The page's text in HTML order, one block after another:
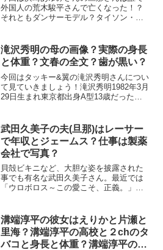
外国人の荒木駿平さんで亡くなった！？
それともダンサーモデル？タイソン・ホ
在のお相手の年齢と写真集もあるのかに
ついても！
滝沢秀明の母の画像？実際の身長
と体重？文春の全文？歯が黒い？
今回はタッキー&翼の滝沢秀明さんについ
て見ていきましょう！滝沢秀明1982年3月
29日生まれ東京都出身A型13歳だった
所。同期には今井翼さんや屋良朝幸さん
がいます。...
武田久美子の夫(旦那)はレーサー
で年収とジェームス？仕事は製薬
会社で写真？
貝殻ビキニなど、大胆な姿を披露された
事でも有名な武田久美子さん。最近では
「ウロボロス～この愛こそ、正義。」に
されています。その気になる夫や、また
娘さんについてもご紹介し...
溝端淳平の彼女はえりかと片瀬と
里海？溝端淳平の高校と２chのタ
バコと身長と体重？溝端淳平の顔